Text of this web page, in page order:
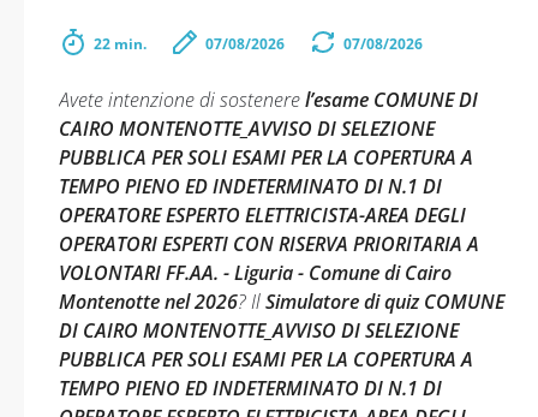
22 min. 07/08/2026 07/08/2026
Avete intenzione di sostenerel’esame COMUNE DI
CAIRO MONTENOTTE_AVVISO DI SELEZIONE
PUBBLICA PER SOLI ESAMI PER LA COPERTURA A
TEMPO PIENO ED INDETERMINATO DI N.1 DI
OPERATORE ESPERTO ELETTRICISTA-AREA DEGLI
OPERATORI ESPERTI CON RISERVA PRIORITARIA A
VOLONTARI FF.AA. - Liguria - Comune di Cairo
Montenotte nel 2026? IlSimulatore di quiz COMUNE
DI CAIRO MONTENOTTE_AVVISO DI SELEZIONE
PUBBLICA PER SOLI ESAMI PER LA COPERTURA A
TEMPO PIENO ED INDETERMINATO DI N.1 DI